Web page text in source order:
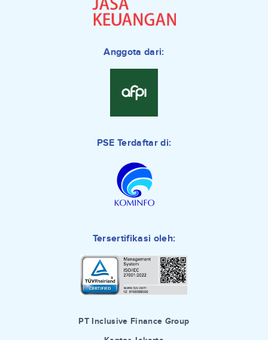
Anggota dari:
PSE Terdaftar di:
Tersertifikasi oleh:
PT Inclusive Finance Group